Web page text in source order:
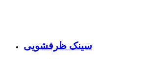
سینک ظرفشویی